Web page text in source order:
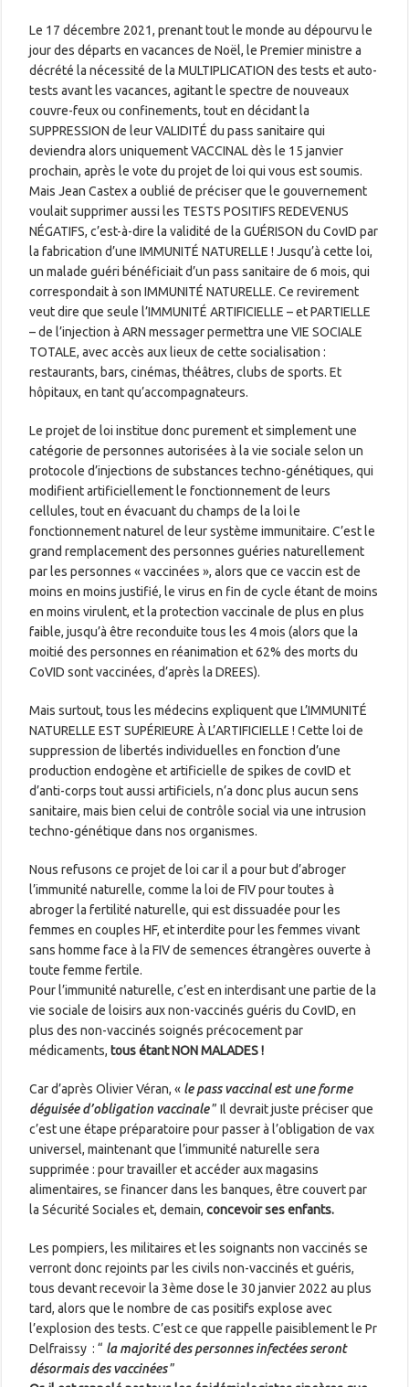
Le 17 décembre 2021, prenant tout le monde au dépourvu le
jour des départs en vacances de Noël, le Premier ministre a
décrété la nécessité de la MULTIPLICATION des tests et auto-
tests avant les vacances, agitant le spectre de nouveaux
couvre-feux ou confinements, tout en décidant la
SUPPRESSION de leur VALIDITÉ du pass sanitaire qui
deviendra alors uniquement VACCINAL dès le 15 janvier
prochain, après le vote du projet de loi qui vous est soumis.
Mais Jean Castex a oublié de préciser que le gouvernement
voulait supprimer aussi les TESTS POSITIFS REDEVENUS
NÉGATIFS, c’est-à-dire la validité de la GUÉRISON du CovID par
la fabrication d’une IMMUNITÉ NATURELLE ! Jusqu’à cette loi,
un malade guéri bénéficiait d’un pass sanitaire de 6 mois, qui
correspondait à son IMMUNITÉ NATURELLE. Ce revirement
veut dire que seule l’IMMUNITÉ ARTIFICIELLE – et PARTIELLE
– de l’injection à ARN messager permettra une VIE SOCIALE
TOTALE, avec accès aux lieux de cette socialisation :
restaurants, bars, cinémas, théâtres, clubs de sports. Et
hôpitaux, en tant qu’accompagnateurs.
Le projet de loi institue donc purement et simplement une
catégorie de personnes autorisées à la vie sociale selon un
protocole d’injections de substances techno-génétiques, qui
modifient artificiellement le fonctionnement de leurs
cellules, tout en évacuant du champs de la loi le
fonctionnement naturel de leur système immunitaire. C’est le
grand remplacement des personnes guéries naturellement
par les personnes « vaccinées », alors que ce vaccin est de
moins en moins justifié, le virus en fin de cycle étant de moins
en moins virulent, et la protection vaccinale de plus en plus
faible, jusqu’à être reconduite tous les 4 mois (alors que la
moitié des personnes en réanimation et 62% des morts du
CoVID sont vaccinées, d’après la DREES).
Mais surtout, tous les médecins expliquent que L’IMMUNITÉ
NATURELLE EST SUPÉRIEURE À L’ARTIFICIELLE ! Cette loi de
suppression de libertés individuelles en fonction d’une
production endogène et artificielle de spikes de covID et
d’anti-corps tout aussi artificiels, n’a donc plus aucun sens
sanitaire, mais bien celui de contrôle social via une intrusion
techno-génétique dans nos organismes.
Nous refusons ce projet de loi car il a pour but d’abroger
l’immunité naturelle, comme la loi de FIV pour toutes à
abroger la fertilité naturelle, qui est dissuadée pour les
femmes en couples HF, et interdite pour les femmes vivant
sans homme face à la FIV de semences étrangères ouverte à
toute femme fertile.
Pour l’immunité naturelle, c’est en interdisant une partie de la
vie sociale de loisirs aux non-vaccinés guéris du CovID, en
plus des non-vaccinés soignés précocement par
médicaments,tous étant NON MALADES !
Car d’après Olivier Véran, « le pass vaccinal est une forme
déguisée d’obligation vaccinale” Il devrait juste préciser que
c’est une étape préparatoire pour passer à l’obligation de vax
universel, maintenant que l’immunité naturelle sera
supprimée : pour travailler et accéder aux magasins
alimentaires, se financer dans les banques, être couvert par
la Sécurité Sociales et, demain, concevoir ses enfants.
Les pompiers, les militaires et les soignants non vaccinés se
verront donc rejoints par les civils non-vaccinés et guéris,
tous devant recevoir la 3ème dose le 30 janvier 2022 au plus
tard, alors que le nombre de cas positifs explose avec
l’explosion des tests. C’est ce que rappelle paisiblement le Pr
Delfraissy : “ la majorité des personnes infectées seront
désormais des vaccinées”